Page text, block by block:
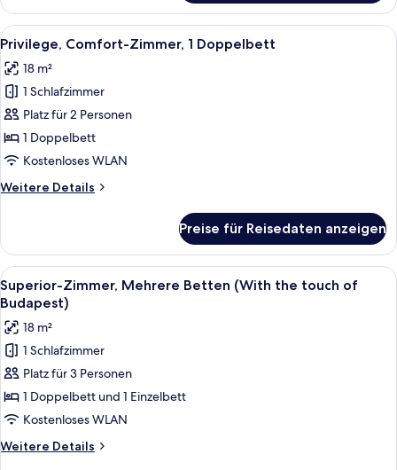
Zimmer,
2 Einzelbetten
Alle
Fotos
für
Privilege,
Comfort-
Zimmer,
1
anzeigen
Privilege, Comfort-Zimmer, 1
8
Privilege, Comfort-Zimmer, 1 Doppelbett
18 m²
1 Schlafzimmer
Platz für 2 Personen
1 Doppelbett
Kostenloses WLAN
Weitere Details
Weitere
Comfort-
Zimmer,
1
Doppelbett
Preise für Reisedaten anzeigen
Alle
Fotos
für
Superior-
Zimmer,
Mehrere
Betten
(With
the
touch
Ein Hotelzimmer mit einem großen
9
Superior-Zimmer, Mehrere Betten (With the touch of
Budapest)
18 m²
1 Schlafzimmer
Platz für 3 Personen
1 Doppelbett und 1 Einzelbett
Kostenloses WLAN
Weitere Details
Weitere